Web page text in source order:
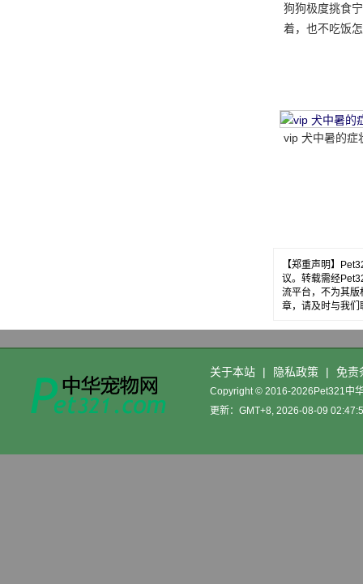
狗狗极度挑食
着，也不吃饭
vip 犬中暑的症
【郑重声明】
议。转载需经
流平台，不为其
章，请及时与我
关于本站 | 隐私政策 | 免责
Copyright © 2016-2026Pet321中
更新：GMT+8, 2026-08-09